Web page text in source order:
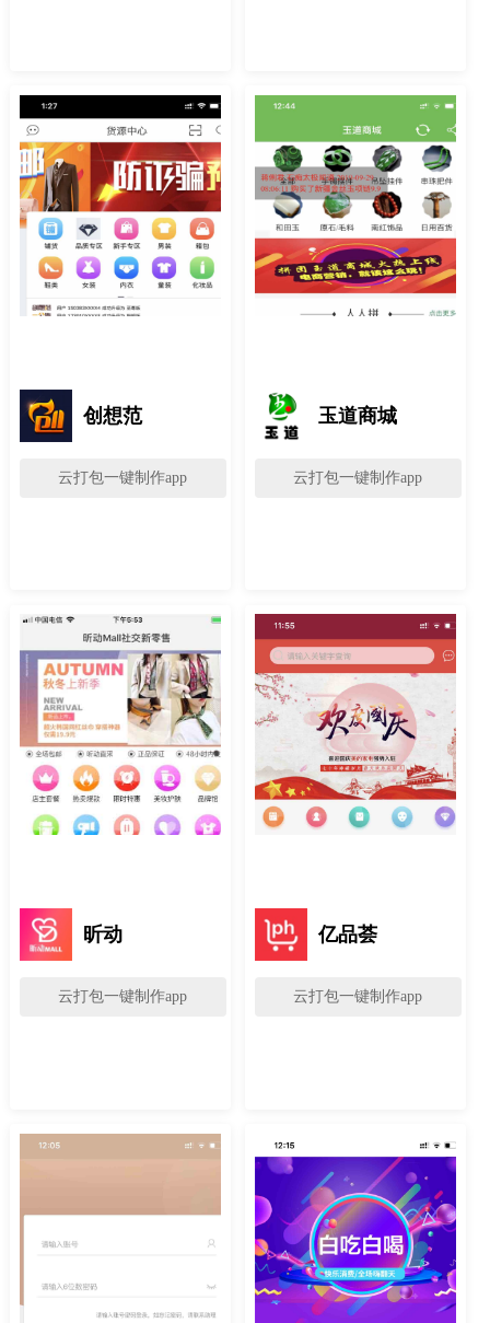
创想范
云打包一键制作app
玉道商城
云打包一键制作app
昕动
云打包一键制作app
亿品荟
云打包一键制作app